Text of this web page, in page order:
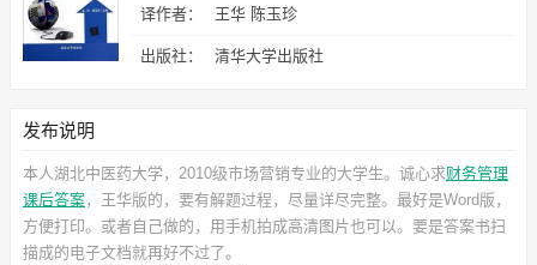
译作者： 王华 陈玉珍
出版社： 清华大学出版社
发布说明
本人湖北中医药大学，2010级市场营销专业的大学生。诚心求财务管理
课后答案，王华版的，要有解题过程，尽量详尽完整。最好是Word版，
方便打印。或者自己做的，用手机拍成高清图片也可以。要是答案书扫
描成的电子文档就再好不过了。